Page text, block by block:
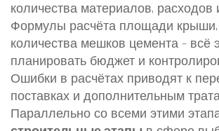
количества материалов, расходов
Формулы расчёта площади крыши,
количества мешков цемента – всё
планировать бюджет и
Ошибки в расчётах приводят к
поставках и дополнительным
Параллельно со всеми этими